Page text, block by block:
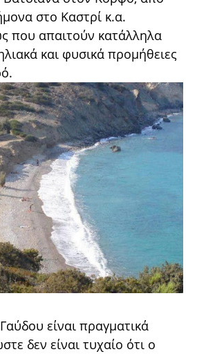
στο Καστρί κ.α.
που απαιτούν κατάλληλα
και φυσικά προμήθειες
είναι πραγματικά
δεν είναι τυχαίο ότι ο